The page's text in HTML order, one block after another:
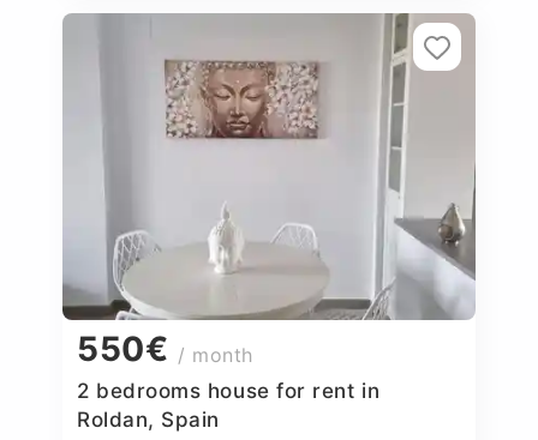
550€ / month
2 bedrooms house for rent in
Roldan, Spain